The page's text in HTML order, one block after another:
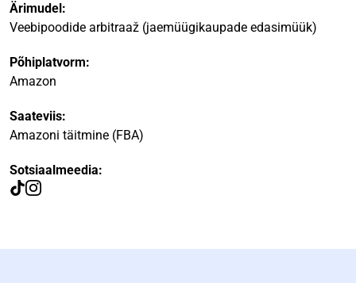
Ärimudel:
Veebipoodide arbitraaž (jaemüügikaupade edasimüük)
Põhiplatvorm:
Amazon
Saateviis:
Amazoni täitmine (FBA)
Sotsiaalmeedia: